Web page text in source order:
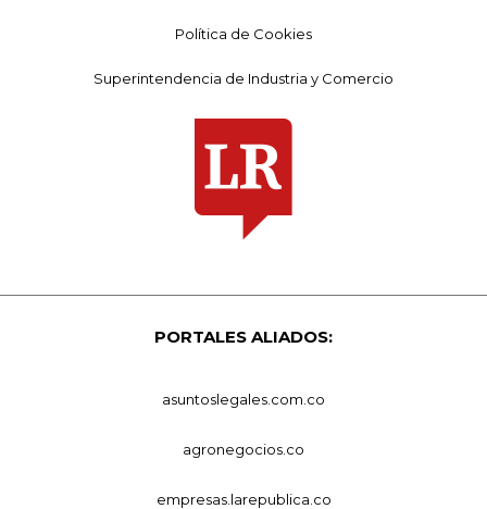
Política de Cookies
Superintendencia de Industria y Comercio
PORTALES ALIADOS:
asuntoslegales.com.co
agronegocios.co
empresas.larepublica.co